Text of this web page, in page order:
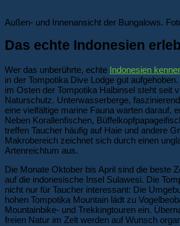
Außen- und Innenansicht der Bungalows.
Das echte Indonesien
Wer das unberührte, echte Indonesien
in der Tompotika Dive Lodge gut
im Osten der Tompotika Halbinsel steht seit
Naturschutz. Unterwasserberge,
eine vielfältige marine Fauna warten darauf,
Neben Korallenfischen,
treffen Taucher häufig auf Haie und andere
Makrobereich zeichnet sich durch einen
Artenreichtum aus.
Die Monate Oktober bis April sind die beste
auf die indonesische Insel Sulawesi. Die
nicht nur für Taucher interessant: Die
hohen Tompotika Mountain lädt zu
Mountainbike- und Trekkingtouren ein.
freien Natur im Zelt werden auf Wunsch